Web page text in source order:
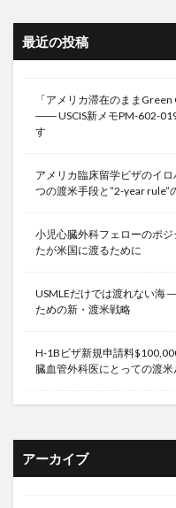
最近の投稿
「アメリカ滞在のまま
―― USCIS新メモPM-602-
す
アメリカ臨床留学ビザのイ
つの渡米手段と”2-year rule”
小児心臓外科フェローのポ
たが米国に渡るために
USMLEだけでは渡れない海
ための新・渡米戦略
H-1Bビザ新規申請料
臓血管外科医にとっての渡
アーカイブ